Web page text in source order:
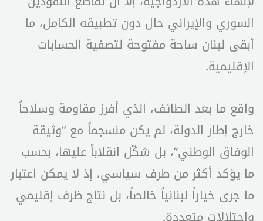
السوري والإيراني حال دون تطبيقه الكامل، ما
أبقى لبنان ساحة مفتوحة لتصفية الحسابات
الإقليمية.
واقع ما بعد الطائف، الذي أفرز مقاومة وسلاحاً
خارج إطار الدولة، لم يكن منسجماً مع “وثيقة
الوفاق الوطني”، بل شكّل انقلاباً عليها، بحسب
ما يؤكد أكثر من طرف سياسي، إذ لا يمكن اعتبار
ما جرى خياراً لبنانياً خالصاً، بل نتاج ظرف إقليمي